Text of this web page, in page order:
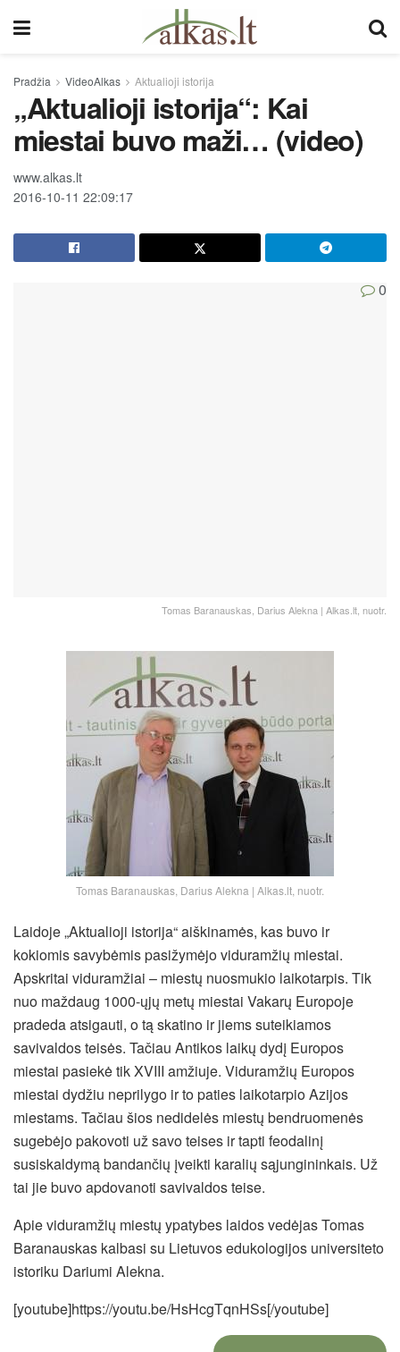
Pradžia VideoAlkas Aktualioji istorija
„Aktualioji istorija“: Kai
miestai buvo maži… (video)
www.alkas.lt
2016-10-11 22:09:17
0
Tomas Baranauskas, Darius Alekna | Alkas.lt, nuotr.
Tomas Baranauskas, Darius Alekna | Alkas.lt, nuotr.
Laidoje „Aktualioji istorija“ aiškinamės, kas buvo ir
kokiomis savybėmis pasižymėjo viduramžių miestai.
Apskritai viduramžiai – miestų nuosmukio laikotarpis. Tik
nuo maždaug 1000-ųjų metų miestai Vakarų Europoje
pradeda atsigauti, o tą skatino ir jiems suteikiamos
savivaldos teisės. Tačiau Antikos laikų dydį Europos
miestai pasiekė tik XVIII amžiuje. Viduramžių Europos
miestai dydžiu neprilygo ir to paties laikotarpio Azijos
miestams. Tačiau šios nedidelės miestų bendruomenės
sugebėjo pakovoti už savo teises ir tapti feodalinį
susiskaldymą bandančių įveikti karalių sąjungininkais. Už
tai jie buvo apdovanoti savivaldos teise.
Apie viduramžių miestų ypatybes laidos vedėjas Tomas
Baranauskas kalbasi su Lietuvos edukologijos universiteto
istoriku Dariumi Alekna.
[youtube]https://youtu.be/HsHcgTqnHSs[/youtube]